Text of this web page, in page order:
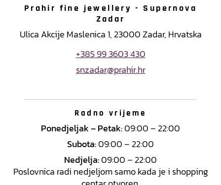
Prahir fine jewellery - Supernova
Zadar
Ulica Akcije Maslenica 1, 23000 Zadar, Hrvatska
+385 99 3603 430
snzadar@prahir.hr
Radno vrijeme
Ponedjeljak – Petak:09:00 – 22:00
Subota:09:00 – 22:00
Nedjelja:09:00 – 22:00
Poslovnica radi nedjeljom samo kada je i shopping